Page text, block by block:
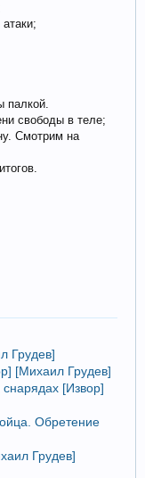
палкой.
свободы в теле;
Смотрим на
Грудев]
[Михаил Грудев]
[Извор]
Обретение
Грудев]